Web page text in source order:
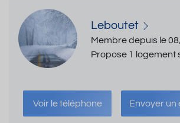
Leboutet
Membre depuis le
Propose 1 logement
Voir le téléphone Envoyer un